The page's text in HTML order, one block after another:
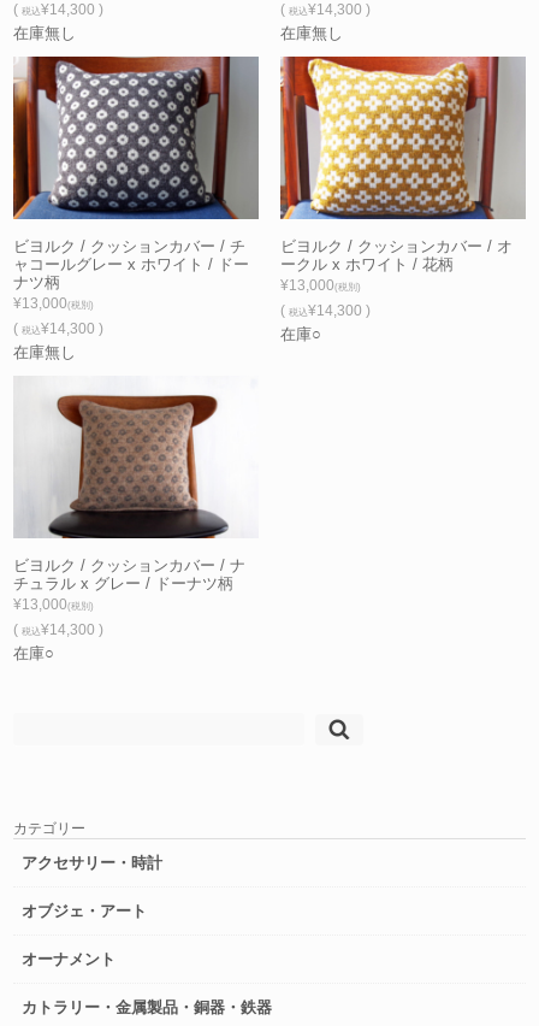
(税込¥14,300 )
在庫無し
( 税込¥14,300 )
在庫無し
ビヨルク / クッションカバー / チ
ャコールグレー x ホワイト / ドー
ナツ柄
¥13,000(税別)
(税込¥14,300 )
在庫無し
ビヨルク / クッションカバー / オ
ークル x ホワイト / 花柄
¥13,000(税別)
( 税込¥14,300 )
在庫○
ビヨルク / クッションカバー / ナ
チュラル x グレー / ドーナツ柄
¥13,000(税別)
(税込¥14,300 )
在庫○
カテゴリー
アクセサリー・時計
オブジェ・アート
オーナメント
カトラリー・金属製品・銅器・鉄器